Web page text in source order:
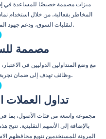
المخاطر بفعالية. من خلال استخدام
لتقلبات السوق، ودعم جهود المتداولين في إدارة المخاطر بفعالية.
مصممة
وظائف تهدف إلى ضمان تجربة تداول سلسة عبر مناطق مختلفة.
تداول العملات
المرونة للمستخدمين تنويع محافظهم